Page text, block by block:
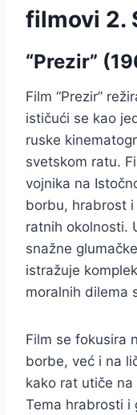
filmovi 2.
“Prezir”
Film “Prezir”
ističući se kao
ruske
svetskom ratu.
vojnika na
borbu, hrabrost
ratnih okolnosti.
snažne
istražuje
moralnih dilema
Film se fokusira
borbe, već i na
kako rat utiče
Tema hrabrosti i